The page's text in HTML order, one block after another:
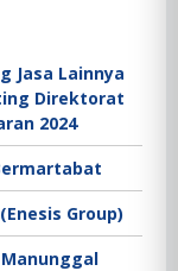
Jasa Lainnya
Direktorat
2024
Group)